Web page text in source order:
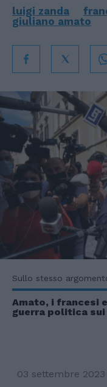
luigi zanda
giuliano amato
Sullo stesso
Amato, i francesi
guerra politica
03 settembre 2023